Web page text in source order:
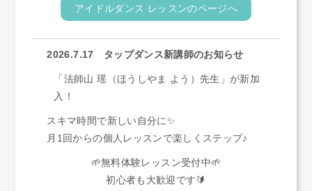
アイドルダンス レッスンのページへ
2026.7.17 タップダンス新講師のお知らせ
「法師山 瑶（ほうしやま よう）先生」が新加
入！
スキマ時間で新しい自分に✨
月1回からの個人レッスンで楽しくステップ♪
🌱無料体験レッスン受付中🌱
初心者も大歓迎です🔰